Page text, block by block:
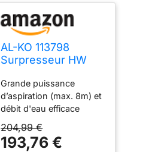
AL-KO 113798
Surpresseur HW
moteur de 850 W,
débit max.3.600 l/h,
hauteur de
refoulement max.38
m, réservoir de 17 l
Grande puissance
d’aspiration (max. 8m) et
débit d'eau efficace
système venturi intégré
Eau sans impureté grâce
204,99 €
193,76 €